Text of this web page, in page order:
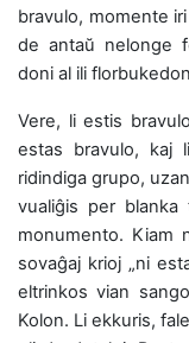
bravulo, momente
de antaŭ nelonge
doni al ili
Vere, li estis
estas bravulo, kaj
ridindiga grupo,
vualiĝis per
monumento. Kiam
sovaĝaj krioj „ni
eltrinkos vian
Kolon. Li ekkuris,